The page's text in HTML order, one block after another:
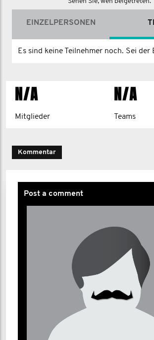
EINZELPERSONEN
Es sind keine Teilnehmer noch. Sei der
N/A
Mitglieder
N/A
Teams
Kommentar
Post a comment